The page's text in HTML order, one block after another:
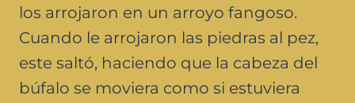
los arrojaron en un arroyo fangoso.
Cuando le arrojaron las piedras al pez,
este saltó, haciendo que la cabeza del
búfalo se moviera como si estuviera